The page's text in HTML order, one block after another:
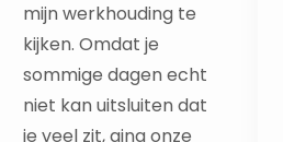
mijn werkhouding te
kijken. Omdat je
sommige dagen echt
niet kan uitsluiten dat
je veel zit, ging onze